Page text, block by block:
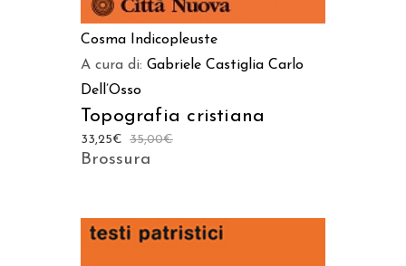
Cosma Indicopleuste
A cura di: Gabriele Castiglia Carlo
Dell’Osso
Topografia cristiana
35,00€
33,25€
Brossura